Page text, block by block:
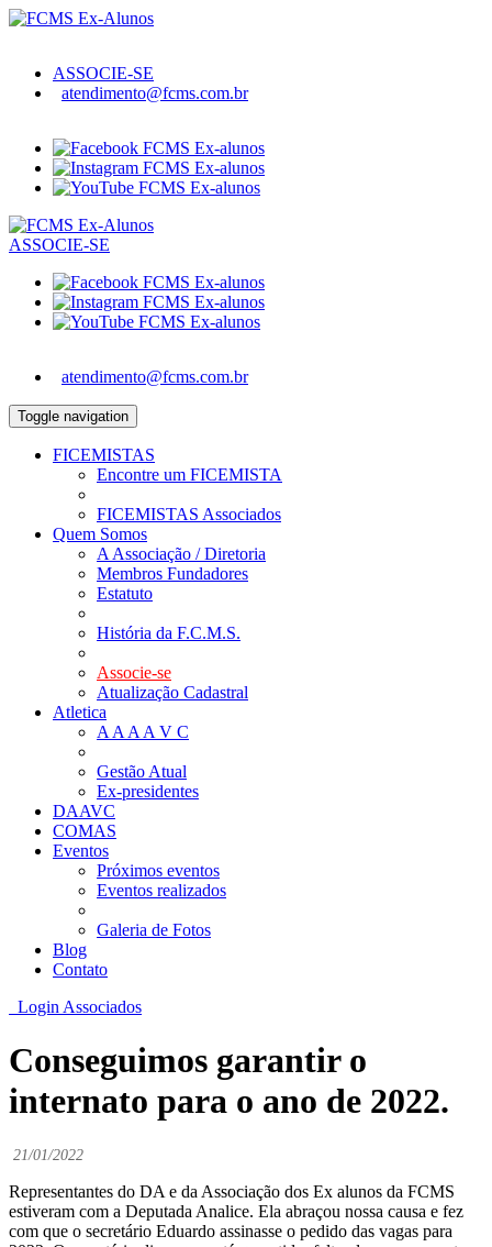
ASSOCIE-SE
atendimento@fcms.com.br
ASSOCIE-SE
atendimento@fcms.com.br
Toggle navigation
FICEMISTAS
Encontre um FICEMISTA
FICEMISTAS Associados
Quem Somos
A Associação / Diretoria
Membros Fundadores
Estatuto
História da F.C.M.S.
Associe-se
Atualização Cadastral
Atletica
A A A A V C
Gestão Atual
Ex-presidentes
DAAVC
COMAS
Eventos
Próximos eventos
Eventos realizados
Galeria de Fotos
Blog
Contato
Login Associados
Conseguimos garantir o
internato para o ano de 2022.
21/01/2022
Representantes do DA e da Associação dos Ex alunos da FCMS
estiveram com a Deputada Analice. Ela abraçou nossa causa e fez
com que o secretário Eduardo assinasse o pedido das vagas para